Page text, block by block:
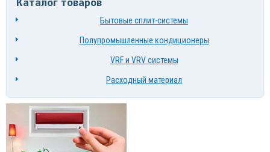
Бытовые сплит-системы
Полупромышленные кондиционеры
VRF и VRV системы
Расходный материал